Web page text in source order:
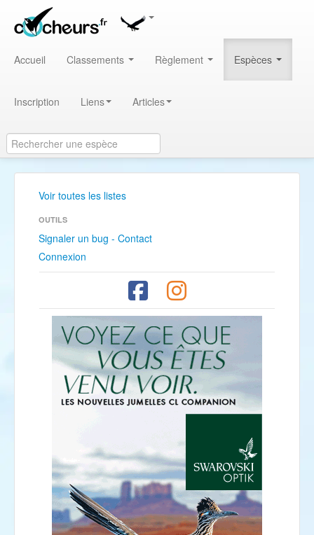
Accueil Classements Règlement Espèces
Inscription Liens Articles
Voir toutes les listes
OUTILS
Signaler un bug - Contact
Connexion